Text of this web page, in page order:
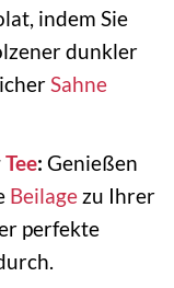
indem Sie
dunkler
Sahne
Tee: Genießen
Beilagezu Ihrer
perfekte